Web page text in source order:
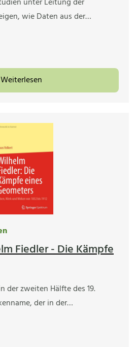
wie Daten aus der…
Weiterlesen
Fiedler - Die Kämpfe
der zweiten Hälfte des 19.
der in der…